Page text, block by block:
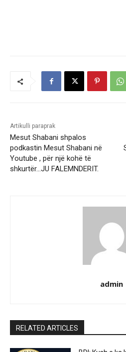
Artikulli paraprak
Mesut Shabani shpalos
podkastin Mesut Shabani në
Youtube , për një kohë të
shkurtër…JU FALEMNDERIT.
admin
RELATED ARTICLES